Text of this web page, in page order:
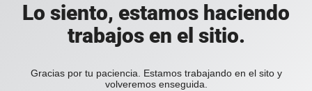
Lo siento, estamos haciendo
trabajos en el sitio.
Gracias por tu paciencia. Estamos trabajando en el sito y
volveremos enseguida.